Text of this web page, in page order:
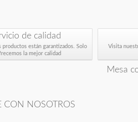
de calidad
productos están garantizados. Solo
la mejor calidad
Visita
Mesa
CON NOSOTROS